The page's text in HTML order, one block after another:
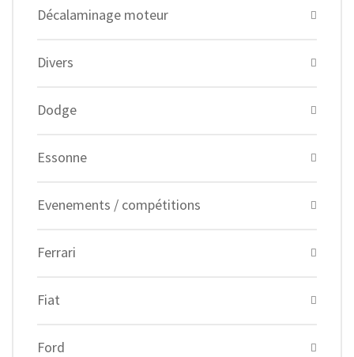
Décalaminage moteur
Divers
Dodge
Essonne
Evenements / compétitions
Ferrari
Fiat
Ford